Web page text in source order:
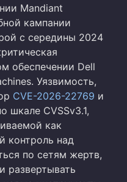
Mandiant
кампании
с середины 2024
обеспечении Dell
Уязвимость,
CVE-2026-22769 и
шкале CVSSv3.1,
как
контроль над
по сетям жертв,
развертывать